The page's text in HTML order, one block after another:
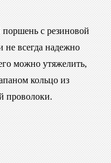
с резиновой
не всегда надежно
можно утяжелить,
кольцо из
проволоки.